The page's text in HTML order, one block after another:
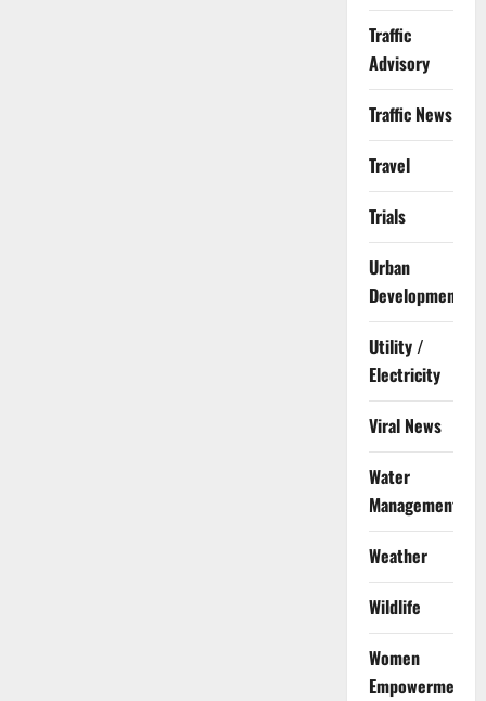
Traffic
Advisory
Traffic News
Travel
Trials
Urban
Development
Utility /
Electricity
Viral News
Water
Management
Weather
Wildlife
Women
Empowerment